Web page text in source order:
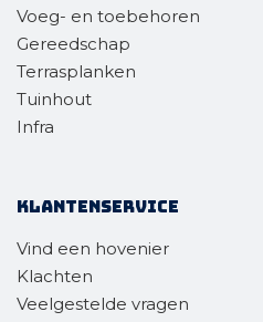
Voeg- en toebehoren
Gereedschap
Terrasplanken
Tuinhout
Infra
Klantenservice
Vind een hovenier
Klachten
Veelgestelde vragen